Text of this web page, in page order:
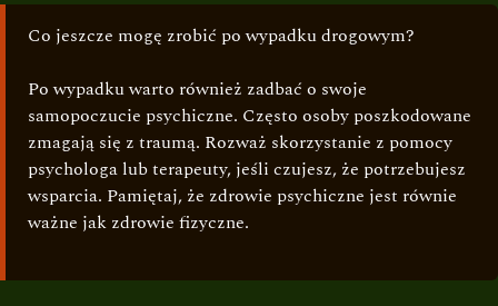
Co jeszcze mogę zrobić po wypadku drogowym?
Po wypadku warto również zadbać o swoje
samopoczucie psychiczne. Często osoby poszkodowane
zmagają się z traumą. Rozważ skorzystanie z pomocy
psychologa lub terapeuty, jeśli czujesz, że potrzebujesz
wsparcia. Pamiętaj, że zdrowie psychiczne jest równie
ważne jak zdrowie fizyczne.